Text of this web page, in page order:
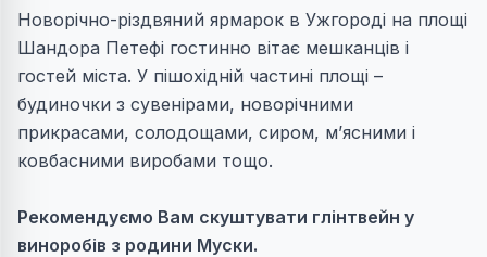
Новорічно-різдвяний ярмарок в Ужгороді на площі
Шандора Петефі гостинно вітає мешканців і
гостей міста. У пішохідній частині площі –
будиночки з сувенірами, новорічними
прикрасами, солодощами, сиром, м’ясними і
ковбасними виробами тощо.
Рекомендуємо Вам скуштувати глінтвейн у
виноробів з родини Муски.